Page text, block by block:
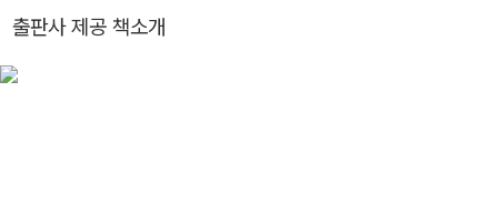
출판사 제공 책소개